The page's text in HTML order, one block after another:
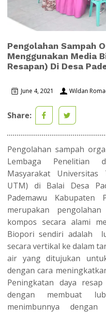
Pengolahan Sampah
Menggunakan Media
Resapan) Di Desa
June 4, 2021 Wildan
Share:
Pengolahan sampah
Lembaga Penelitian
Masyarakat
UTM) di Balai Desa
Pademawu Kabupaten
merupakan
kompos secara alami
Biopori sendiri adalah
secara vertikal ke dalam
air yang ditujukan
dengan cara
Peningkatan daya
dengan membuat
menimbunnya